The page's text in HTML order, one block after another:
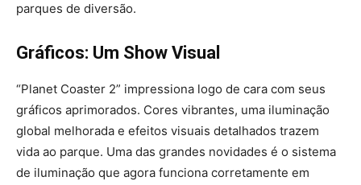
parques de diversão.
Gráficos: Um Show Visual
“Planet Coaster 2” impressiona logo de cara com seus
gráficos aprimorados. Cores vibrantes, uma iluminação
global melhorada e efeitos visuais detalhados trazem
vida ao parque. Uma das grandes novidades é o sistema
de iluminação que agora funciona corretamente em